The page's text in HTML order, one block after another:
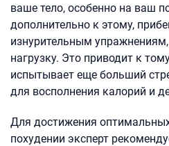
ваше тело, особенно на ваш
дополнительно к этому,
изнурительным
нагрузку. Это приводит к
испытывает еще больший
для восполнения калорий и
Для достижения
похудении эксперт